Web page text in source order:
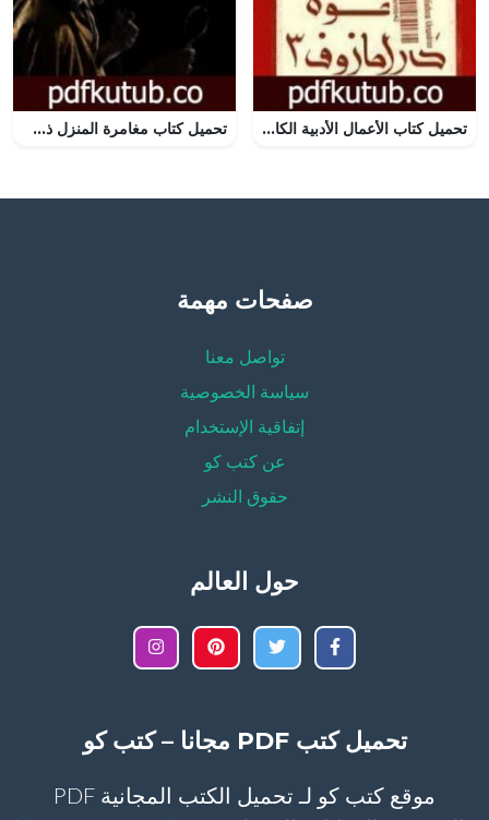
تحميل كتاب الأعمال الأدبية الكاملة المجلد الثامن عشر – دوستويفسكي PDF تأليف فيودور دوستويفسكي مجانا [كامل] تحميل كتاب مغامرة المنزل ذي الأسقفِ المُحدَّبة الثلاثة PDF تأليف آرثر كونان دويل مجانا [كامل]
صفحات مهمة
تواصل معنا
سياسة الخصوصية
إتفاقية الإستخدام
عن كتب كو
حقوق النشر
حول العالم
تحميل كتب PDF مجانا – كتب كو
موقع كتب كو لـ تحميل الكتب المجانية PDF